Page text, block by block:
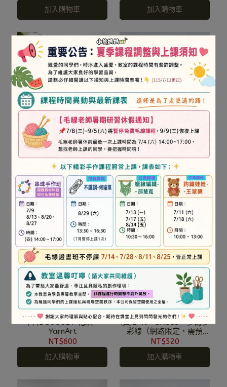
加入購物車 加入購物車
(智)SOFT FEATHER 七彩
麵包
NT$200
加入購物車
(費)LANA GROSSA星空 棉
線（網路限定，需預購）
NT$150
加入購物車
(羊)BOUOUET 花環-
YarnArt
NT$600
加入購物車
(費)LANA GROSSA 多爾多
彩線（網路限定，需預
購）
NT$520
加入購物車